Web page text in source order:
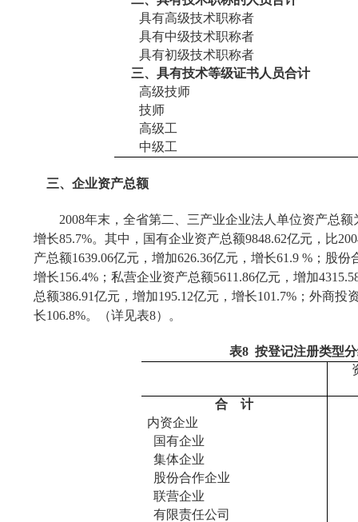
具有高级技术职称者
具有中级技术职称者
具有初级技术职称者
三、具有技术等级证书人员合计
高级技师
技师
高级工
中级工
三、企业资产总额
2008年末，全省第二、三产业企业法人单位资产总额
增长85.7%。其中，国有企业资产总额9848.62亿元，比
产总额1639.06亿元，增加626.36亿元，增长61.9 %；股份
增长156.4%；私营企业资产总额5611.86亿元，增加
总额386.91亿元，增加195.12亿元，增长101.7%；外商投
长106.8%。（详见表8）。
表8 按登记注册类型
合
计
内资企业
国有企业
集体企业
股份合作企业
联营企业
有限责任公司